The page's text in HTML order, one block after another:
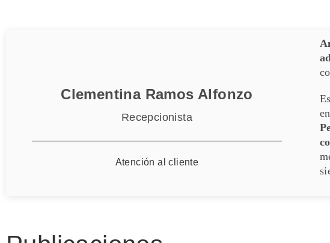
Clementina Ramos Alfonzo
Recepcionista
Atención al cliente